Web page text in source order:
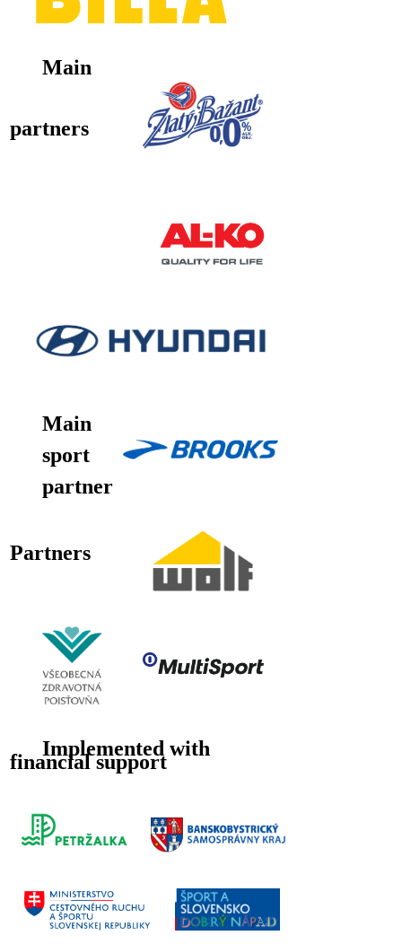
Main
partners
Main
sport
partner
Partners
Implemented with
financial support